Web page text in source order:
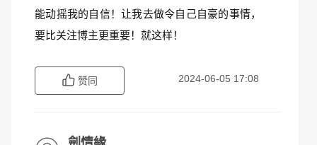
能动摇我的自信！让我去做令自己自豪的事情，
要比关注博主更重要！就这样！
赞同 2024-06-05 17:08